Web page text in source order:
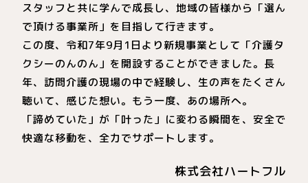
スタッフと共に学んで成長し、地域の皆様から「選ん
で頂ける事業所」を目指して行きます。
この度、令和7年9月1日より新規事業として「介護タ
クシーのんのん」を開設することができました。長
年、訪問介護の現場の中で経験し、生の声をたくさん
聴いて、感じた想い。もう一度、あの場所へ。
「諦めていた」が「叶った」に変わる瞬間を、安全で
快適な移動を、全力でサポートします。
株式会社ハートフル